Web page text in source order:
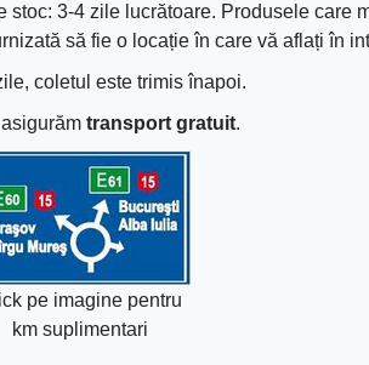
stoc: 3-4 zile lucrătoare. Produsele
să fie o locație în care vă aflați în
coletul este trimis înapoi.
asigurăm transport gratuit.
pe imagine pentru
km suplimentari